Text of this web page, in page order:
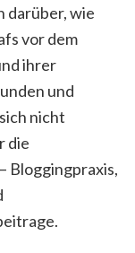
darüber, wie
vor dem
ihrer
und
nicht
die
Bloggingpraxis,